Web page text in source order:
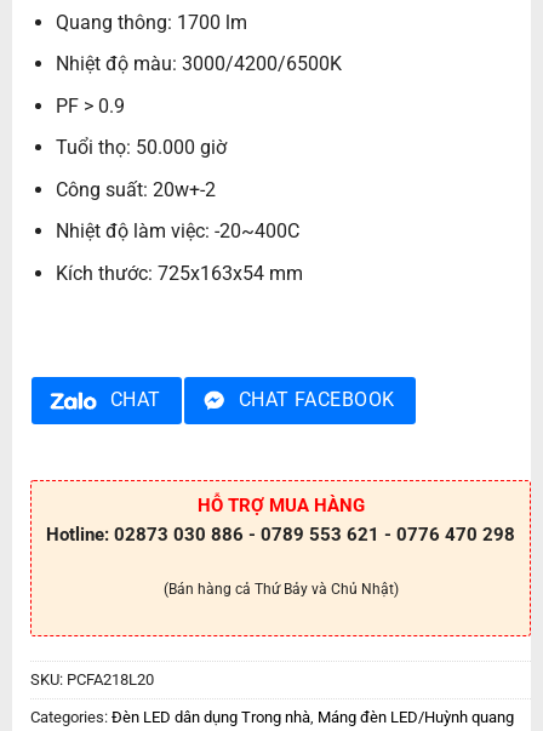
Quang thông: 1700 lm
Nhiệt độ màu: 3000/4200/6500K
PF > 0.9
Tuổi thọ: 50.000 giờ
Công suất: 20w+-2
Nhiệt độ làm việc: -20~400C
Kích thước: 725x163x54 mm
CHAT CHAT FACEBOOK
HỖ TRỢ MUA HÀNG
Hotline: 02873 030 886 - 0789 553 621 - 0776 470 298
(Bán hàng cả Thứ Bảy và Chủ Nhật)
SKU: PCFA218L20
Categories: Đèn LED dân dụng Trong nhà, Máng đèn LED/Huỳnh quang